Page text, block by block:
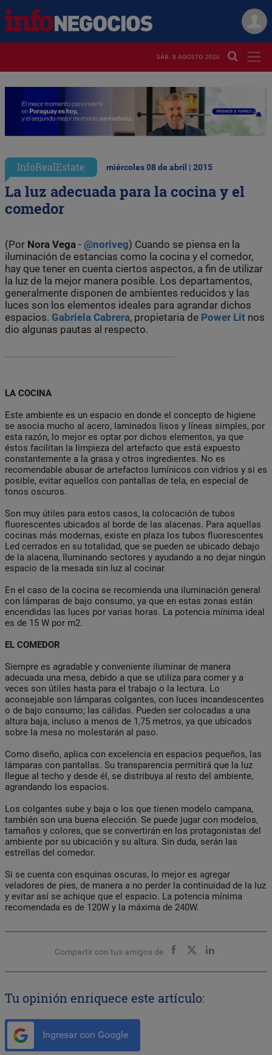
SÁB. 8 AGOSTO 2026
InfoRealEstate miércoles 08 de abril | 2015
La luz adecuada para la cocina y el
comedor
(Por Nora Vega - @noriveg) Cuando se piensa en la
iluminación de estancias como la cocina y el comedor,
hay que tener en cuenta ciertos aspectos, a fin de utilizar
la luz de la mejor manera posible. Los departamentos,
generalmente disponen de ambientes reducidos y las
luces son los elementos ideales para agrandar dichos
espacios. Gabriela Cabrera, propietaria de Power Lit nos
dio algunas pautas al respecto.
LA COCINA
Este ambiente es un espacio en donde el concepto de higiene
se asocia mucho al acero, laminados lisos y líneas simples, por
esta razón, lo mejor es optar por dichos elementos, ya que
éstos facilitan la limpieza del artefacto que está expuesto
constantemente a la grasa y otros ingredientes. No es
recomendable abusar de artefactos lumínicos con vidrios y si es
posible, evitar aquellos con pantallas de tela, en especial de
tonos oscuros.
Son muy útiles para estos casos, la colocación de tubos
fluorescentes ubicados al borde de las alacenas. Para aquellas
cocinas más modernas, existe en plaza los tubos fluorescentes
Led cerrados en su totalidad, que se pueden se ubicado debajo
de la alacena, Iluminando sectores y ayudando a no dejar ningún
espacio de la mesada sin luz al cocinar.
En el caso de la cocina se recomienda una iluminación general
con lámparas de bajo consumo, ya que en estas zonas están
encendidas las luces por varias horas. La potencia mínima ideal
es de 15 W por m2.
EL COMEDOR
Siempre es agradable y conveniente iluminar de manera
adecuada una mesa, debido a que se utiliza para comer y a
veces son útiles hasta para el trabajo o la lectura. Lo
aconsejable son lámparas colgantes, con luces incandescentes
o de bajo consumo; las cálidas. Pueden ser colocadas a una
altura baja, incluso a menos de 1,75 metros, ya que ubicados
sobre la mesa no molestarán al paso.
Como diseño, aplica con excelencia en espacios pequeños, las
lámparas con pantallas. Su transparencia permitirá que la luz
llegue al techo y desde él, se distribuya al resto del ambiente,
agrandando los espacios.
Los colgantes sube y baja o los que tienen modelo campana,
también son una buena elección. Se puede jugar con modelos,
tamaños y colores, que se convertirán en los protagonistas del
ambiente por su ubicación y su altura. Sin duda, serán las
estrellas del comedor.
Si se cuenta con esquinas oscuras, lo mejor es agregar
veladores de pies, de manera a no perder la continuidad de la luz
y evitar así se achique que el espacio. La potencia mínima
recomendada es de 120W y la máxima de 240W.
Compartir con tus amigos de
Tu opinión enriquece este artículo:
Ingresar con Google